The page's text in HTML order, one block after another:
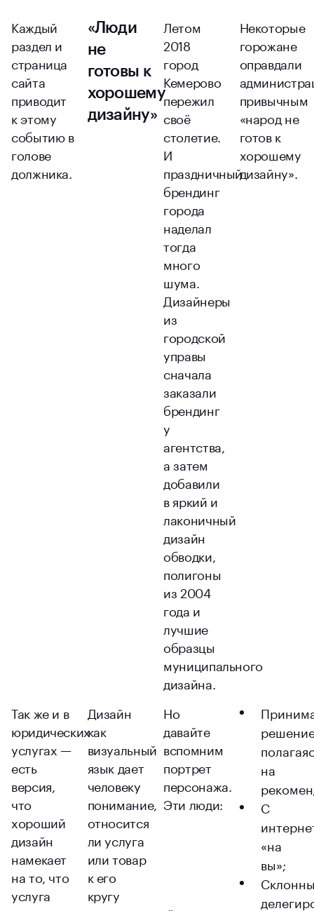
Каждый
раздел и
страница
сайта
приводит
к этому
событию в
голове
должника.
«Люди
не
готовы к
хорошему
дизайну»
Летом
2018
город
Кемерово
пережил
своё
столетие.
И
праздничный
брендинг
города
наделал
тогда
много
шума.
Дизайнеры
из
городской
управы
сначала
заказали
брендинг
у
агентства,
а затем
добавили
в яркий и
лаконичный
дизайн
обводки,
полигоны
из 2004
года и
лучшие
образцы
муниципального
дизайна.
Некоторые
горожане
оправдали
привычным
«народ не
готов к
хорошему
дизайну».
Так же и в
юридических
услугах —
есть
версия,
что
хороший
дизайн
намекает
на то, что
услуга
Дизайн
как
визуальный
язык дает
человеку
понимание,
относится
ли услуга
или товар
к его
кругу
Но
давайте
вспомним
портрет
персонажа.
Эти люди:
на
С
«на
вы»;